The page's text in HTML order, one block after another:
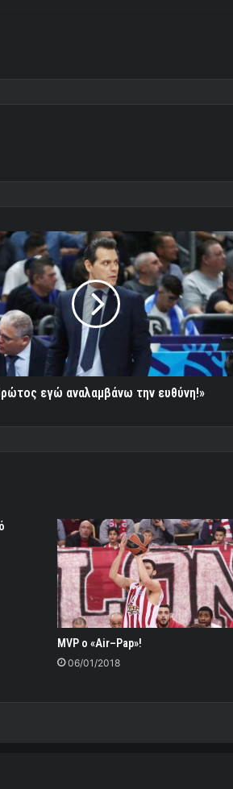
εγώ αναλαμβάνω την ευθύνη!»
MVP ο «Air–Pap»!
06/01/2018